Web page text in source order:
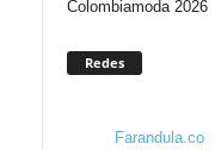
Colombiamoda 2026
Redes
Farandula.co